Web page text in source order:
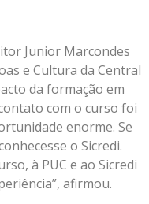
Junior Marcondes
e Cultura da Central
da formação em
com o curso foi
enorme. Se
o Sicredi.
à PUC e ao Sicredi
afirmou.